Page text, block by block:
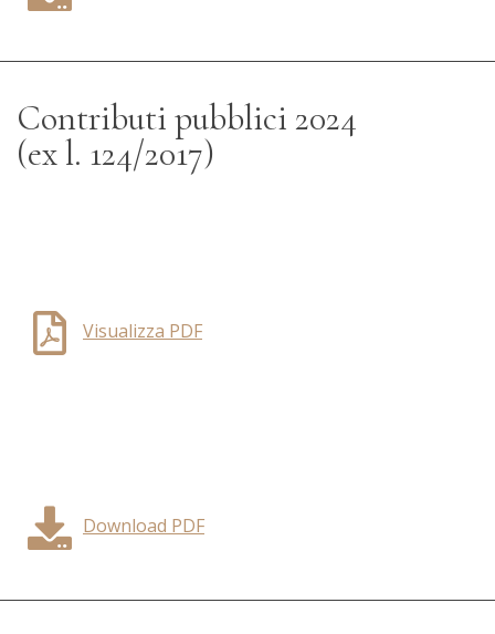
Contributi pubblici 2024
(ex l. 124/2017)
Visualizza PDF
Download PDF